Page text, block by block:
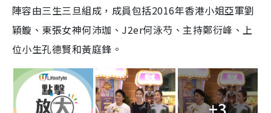
陣容由三生三旦組成，成員包括2016年香港小姐亞軍劉
穎鏇、東張女神何沛珈、J2er何泳芍、主持鄭衍峰、上
位小生孔德賢和黃庭鋒。
+3